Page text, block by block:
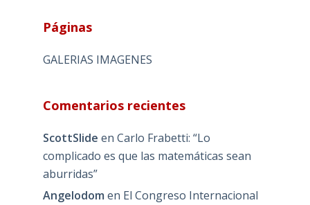
Páginas
GALERIAS IMAGENES
Comentarios recientes
ScottSlide en Carlo Frabetti: “Lo
complicado es que las matemáticas sean
aburridas”
Angelodom en El Congreso Internacional